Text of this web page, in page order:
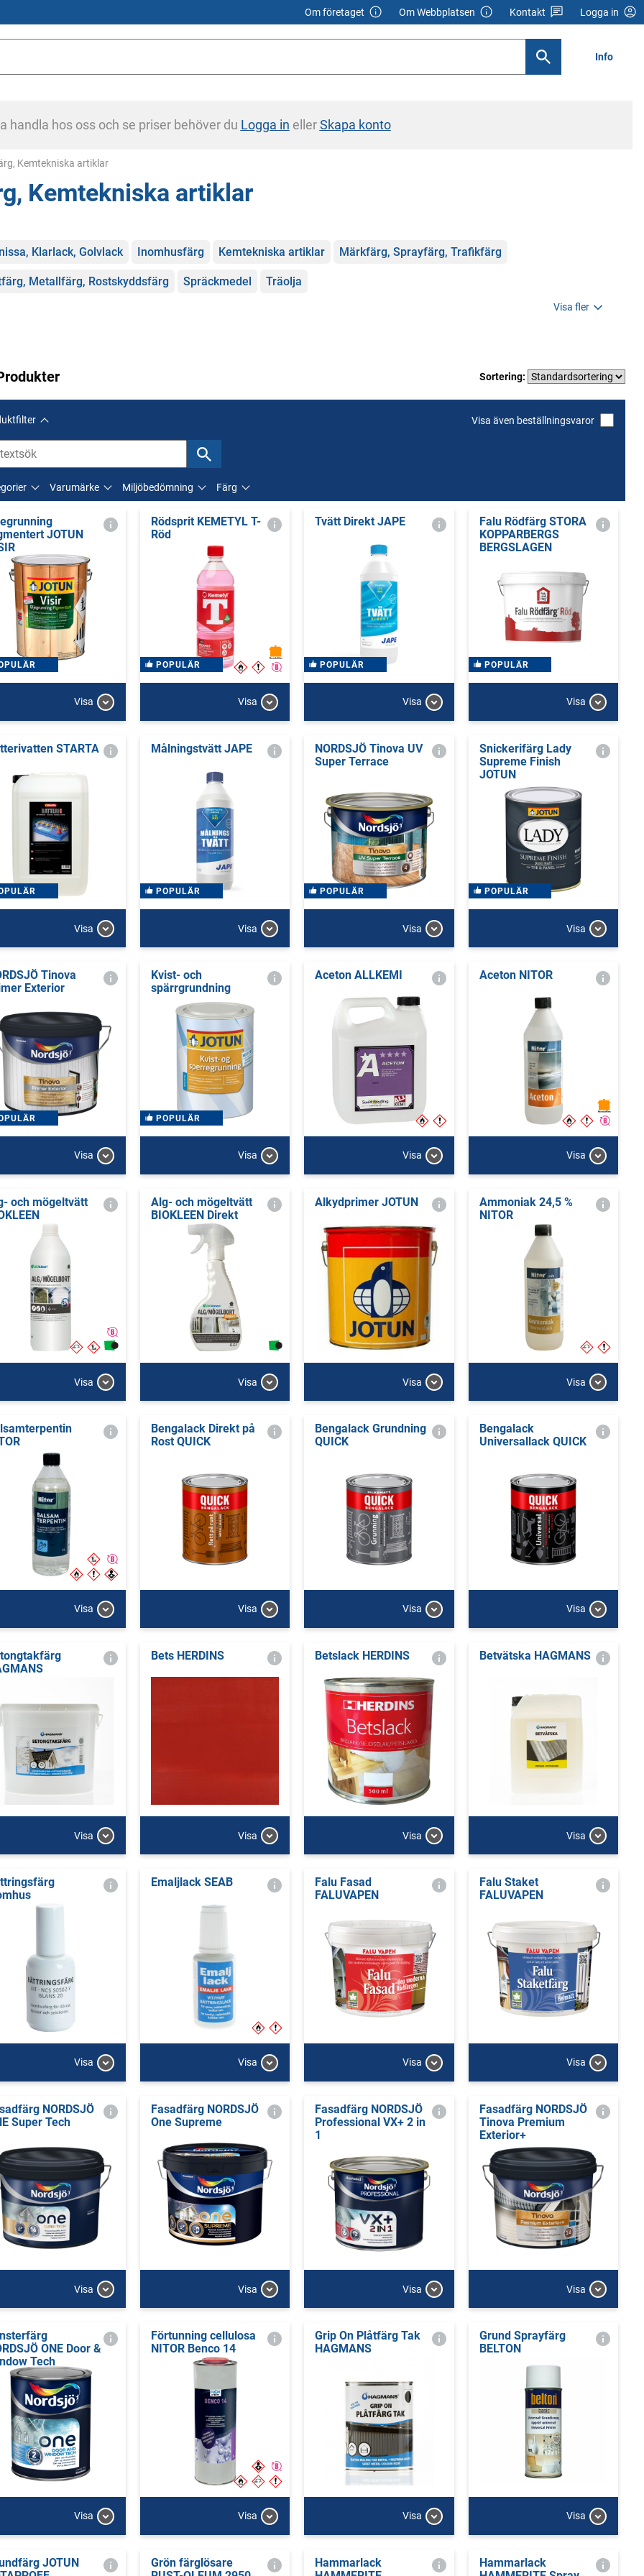
Om företaget Om Webbplatsen Kontakt Logga in
Info
handla hos oss och se priser behöver du Logga in ellerSkapa konto
Kemtekniska artiklar
Kemtekniska artiklar
Klarlack, Golvlack Inomhusfärg Kemtekniska artiklar Märkfärg, Sprayfärg, Trafikfärg
Metallfärg, Rostskyddsfärg Spräckmedel Träolja
Visa fler
Sortering:
Visa även beställningsvaror
Varumärke Miljöbedömning Färg
JOTUN
Visa
Rödsprit KEMETYL T-
Röd
POPULÄR
Visa
Tvätt Direkt JAPE
POPULÄR
Visa
Falu Rödfärg STORA
KOPPARBERGS
BERGSLAGEN
POPULÄR
Visa
STARTA
Visa
Målningstvätt JAPE
POPULÄR
Visa
NORDSJÖ Tinova UV
Super Terrace
POPULÄR
Visa
Snickerifärg Lady
Supreme Finish
JOTUN
POPULÄR
Visa
Tinova
Exterior
Visa
Kvist- och
spärrgrundning
POPULÄR
Visa
Aceton ALLKEMI
Visa
Aceton NITOR
Visa
och mögeltvätt
Visa
Alg- och mögeltvätt
BIOKLEEN Direkt
Visa
Alkydprimer JOTUN
Visa
Ammoniak 24,5 %
NITOR
Visa
Visa
Bengalack Direkt på
Rost QUICK
Visa
Bengalack Grundning
QUICK
Visa
Bengalack
Universallack QUICK
Visa
Visa
Bets HERDINS
Visa
Betslack HERDINS
Visa
Betvätska HAGMANS
Visa
Visa
Emaljlack SEAB
Visa
Falu Fasad
FALUVAPEN
Visa
Falu Staket
FALUVAPEN
Visa
NORDSJÖ
Super Tech
Visa
Fasadfärg NORDSJÖ
One Supreme
Visa
Fasadfärg NORDSJÖ
Professional VX+ 2 in
1
Visa
Fasadfärg NORDSJÖ
Tinova Premium
Exterior+
Visa
ONE Door &
Tech
Visa
Förtunning cellulosa
NITOR Benco 14
Visa
Grip On Plåtfärg Tak
HAGMANS
Visa
Grund Sprayfärg
BELTON
Visa
JOTUN
Grön färglösare
Hammarlack
Hammarlack